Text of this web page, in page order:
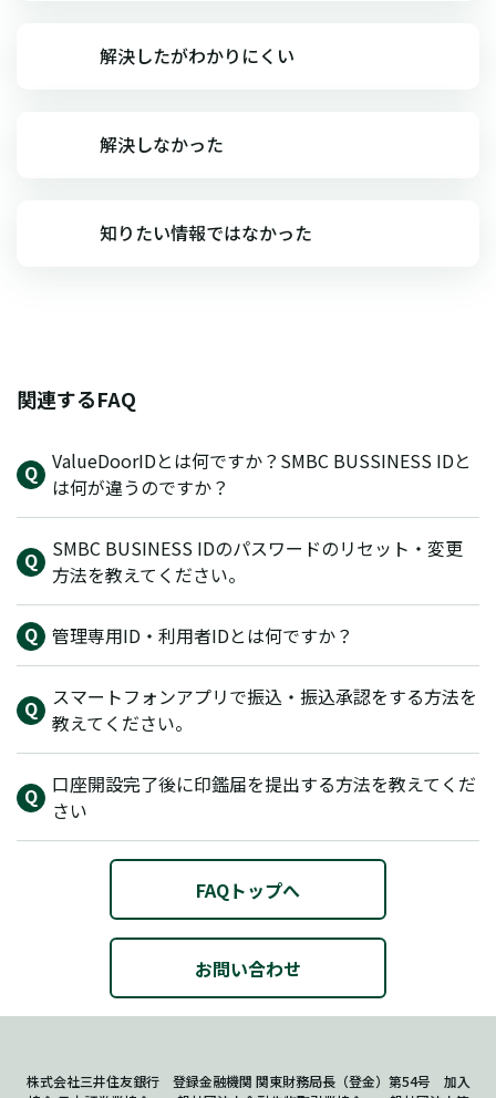
解決したがわかりにくい
解決しなかった
知りたい情報ではなかった
関連するFAQ
ValueDoorIDとは何ですか？SMBC BUSSINESS IDと
は何が違うのですか？
SMBC BUSINESS IDのパスワードのリセット・変更
方法を教えてください。
管理専用ID・利用者IDとは何ですか？
スマートフォンアプリで振込・振込承認をする方法を
教えてください。
口座開設完了後に印鑑届を提出する方法を教えてくだ
さい
FAQトップへ
お問い合わせ
株式会社三井住友銀行 登録金融機関 関東財務局長（登金）第54号 加入